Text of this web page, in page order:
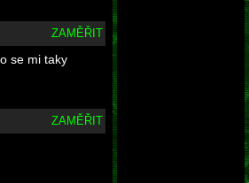
ZAMĚŘIT
se mi taky
ZAMĚŘIT